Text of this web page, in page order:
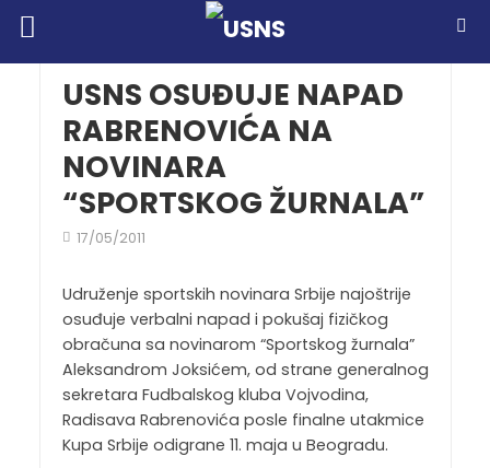
USNS OSUĐUJE NAPAD
RABRENOVIĆA NA
NOVINARA
“SPORTSKOG ŽURNALA”
17/05/2011
Udruženje sportskih novinara Srbije najoštrije
osuđuje verbalni napad i pokušaj fizičkog
obračuna sa novinarom “Sportskog žurnala”
Aleksandrom Joksićem, od strane generalnog
sekretara Fudbalskog kluba Vojvodina,
Radisava Rabrenovića posle finalne utakmice
Kupa Srbije odigrane 11. maja u Beogradu.